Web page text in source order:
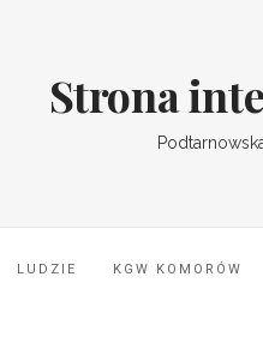
Strona
LUDZIE KGW KOMORÓW